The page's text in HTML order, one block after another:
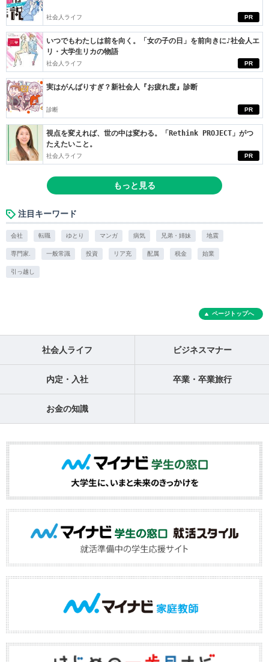
PR
社会人ライフ
PR
いつでもわたしは前を向く。「女の子の日」を前向きに♪社会人エ
リ・大学生リカの物語
社会人ライフ
PR
実はがんばりすぎ？新社会人『お疲れ度』診断
診断
PR
視点を変えれば、世の中は変わる。「Rethink PROJECT」がつ
たえたいこと。
社会人ライフ
もっと見る
注目キーワード
会社 転職 ゆとり マンガ 病気 兄弟・姉妹 地震
専門家. 一般常識 投資 リア充 配属 税金 始業
引っ越し
ページトップへ
社会人ライフ ビジネスマナー
内定・入社 卒業・卒業旅行
お金の知識